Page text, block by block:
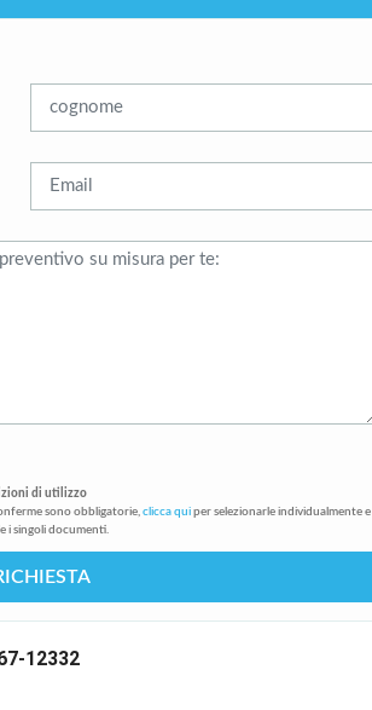
di utilizzo
sono obbligatorie, clicca qui per selezionarle individualmente e
i singoli documenti.
12332